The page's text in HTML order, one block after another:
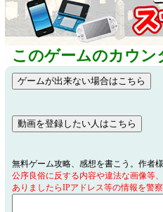
このゲームのカウン
無料ゲーム攻略、感想を書こう。作者
公序良俗に反する内容や違法な画像等
ありましたらIPアドレス等の情報を警